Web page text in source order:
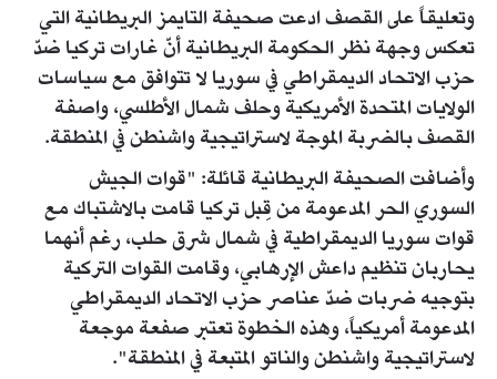
وتعليقاً على القصف ادعت صحيفة التايمز البريطانية التي
تعكس وجهة نظر الحكومة البريطانية أنّ غارات تركيا ضدّ
حزب الاتحاد الديمقراطي في سوريا لا تتوافق مع سياسات
الولايات المتحدة الأمريكية وحلف شمال الأطلسي، واصفة
القصف بالضربة الموجة لاستراتيجية واشنطن في المنطقة.
وأضافت الصحيفة البريطانية قائلة: "قوات الجيش
السوري الحر المدعومة من قِبل تركيا قامت بالاشتباك مع
قوات سوريا الديمقراطية في شمال شرق حلب، رغم أنهما
يحاربان تنظيم داعش الإرهابي، وقامت القوات التركية
بتوجيه ضربات ضدّ عناصر حزب الاتحاد الديمقراطي
المدعومة أمريكياً، وهذه الخطوة تعتبر صفعة موجعة
لاستراتيجية واشنطن والناتو المتبعة في المنطقة".